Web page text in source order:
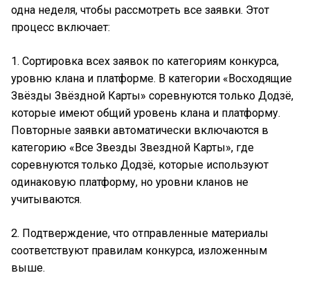
одна неделя, чтобы рассмотреть все заявки. Этот
процесс включает:
1. Сортировка всех заявок по категориям конкурса,
уровню клана и платформе. В категории «Восходящие
Звёзды Звёздной Карты» соревнуются только Додзё,
которые имеют общий уровень клана и платформу.
Повторные заявки автоматически включаются в
категорию «Все Звезды Звездной Карты», где
соревнуются только Додзё, которые используют
одинаковую платформу, но уровни кланов не
учитываются.
2. Подтверждение, что отправленные материалы
соответствуют правилам конкурса, изложенным
выше.